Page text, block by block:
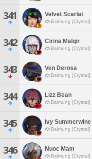
341 Velvet Scarlat
Balmung [Crystal]
342 Cirina Malqir
Balmung [Crystal]
343 Ven Derosa
Balmung [Crystal]
344 Lizz Bean
Balmung [Crystal]
345 Ivy Summerwine
Balmung [Crystal]
346 Nuoc Mam
Balmung [Crystal]